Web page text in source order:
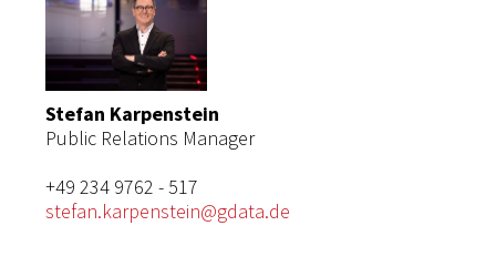
Stefan Karpenstein
Public Relations Manager
+49 234 9762 - 517
stefan.karpenstein@gdata.de